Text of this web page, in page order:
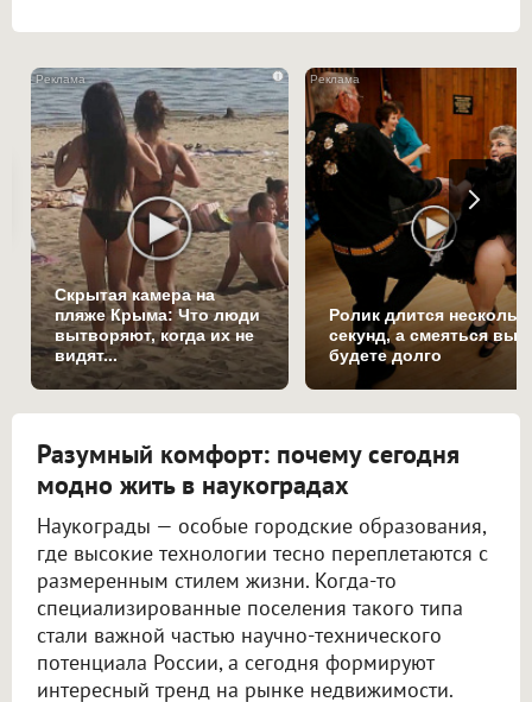
i
Скрытая камера на
пляже Крыма: Что люди
вытворяют, когда их не
видят...
Ролик длится
секунд, а смеяться вы
будете долго
Разумный комфорт: почему сегодня
модно жить в наукоградах
Наукограды — особые городские образования,
где высокие технологии тесно переплетаются с
размеренным стилем жизни. Когда-то
специализированные поселения такого типа
стали важной частью научно-технического
потенциала России, а сегодня формируют
интересный тренд на рынке недвижимости.